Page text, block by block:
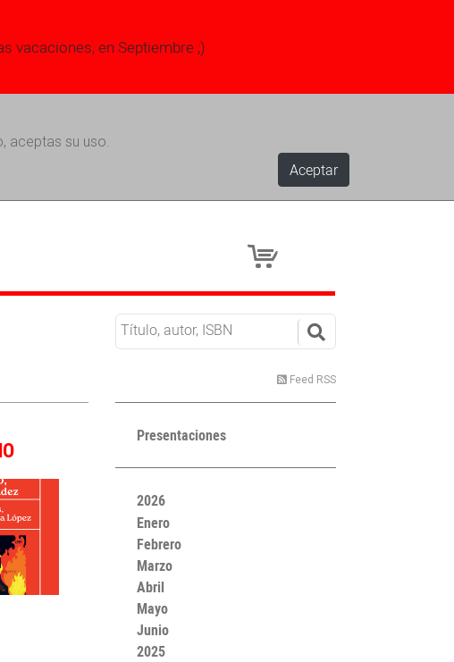
vacaciones, en Septiembre ;)
aceptas su uso.
Aceptar
Feed RSS
Presentaciones
2026
Enero
Febrero
Marzo
Abril
Mayo
Junio
2025